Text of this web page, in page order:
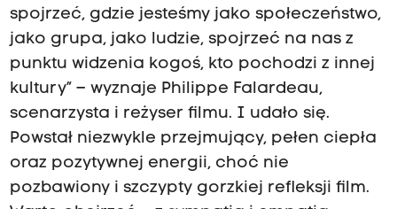
spojrzeć, gdzie jesteśmy jako społeczeństwo,
jako grupa, jako ludzie, spojrzeć na nas z
punktu widzenia kogoś, kto pochodzi z innej
kultury” – wyznaje Philippe Falardeau,
scenarzysta i reżyser filmu. I udało się.
Powstał niezwykle przejmujący, pełen ciepła
oraz pozytywnej energii, choć nie
pozbawiony i szczypty gorzkiej refleksji film.